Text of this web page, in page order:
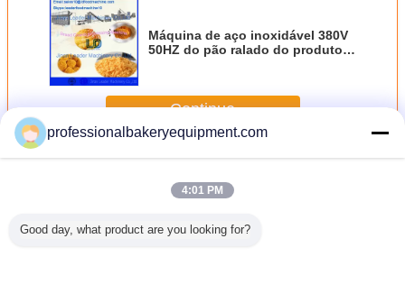
Máquina de aço inoxidável 380V
50HZ do pão ralado do produto
Continue
MaisLinha de produção de pão
professionalbakeryequipment.com
4:01 PM
Good day, what product are you looking for?